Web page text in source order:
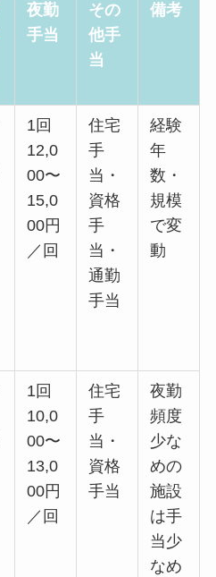
夜勤
手当
その
他手
当
備考
1回
12,0
00〜
15,0
00円
／回
住宅
手
当・
資格
手
当・
通勤
手当
経験
年
数・
規模
で変
動
1回
10,0
00〜
13,0
00円
／回
住宅
手
当・
資格
手当
夜勤
頻度
少な
めの
施設
は手
当少
なめ